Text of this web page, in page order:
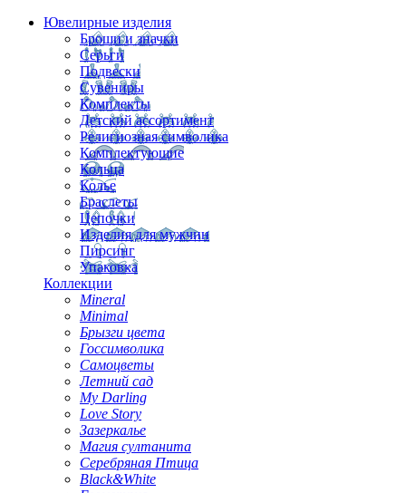
Ювелирные изделия
Броши и значки
Серьги
Подвески
Сувениры
Комплекты
Детский ассортимент
Религиозная символика
Комплектующие
Кольца
Колье
Браслеты
Цепочки
Изделия для мужчин
Пирсинг
Упаковка
Коллекции
Mineral
Minimal
Брызги цвета
Госсимволика
Самоцветы
Летний сад
My Darling
Love Story
Зазеркалье
Магия султанита
Серебряная Птица
Black&White